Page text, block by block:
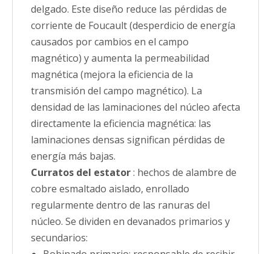
delgado. Este diseño reduce las pérdidas de
corriente de Foucault (desperdicio de energía
causados ​​por cambios en el campo
magnético) y aumenta la permeabilidad
magnética (mejora la eficiencia de la
transmisión del campo magnético). La
densidad de las laminaciones del núcleo afecta
directamente la eficiencia magnética: las
laminaciones densas significan pérdidas de
energía más bajas.
Curratos del estator: hechos de alambre de
cobre esmaltado aislado, enrollado
regularmente dentro de las ranuras del
núcleo. Se dividen en devanados primarios y
secundarios: